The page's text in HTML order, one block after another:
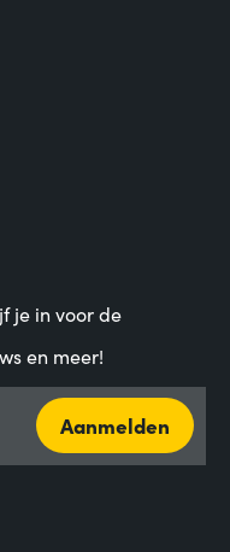
je in voor de
en meer!
Aanmelden